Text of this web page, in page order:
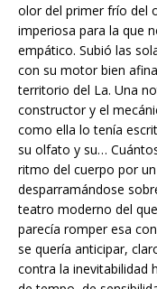
olor del primer frío del
imperiosa para la que
empático. Subió las
con su motor bien
territorio del La. Una
constructor y el
como ella lo tenía
su olfato y su…
ritmo del cuerpo por
desparramándose
teatro moderno del
parecía romper esa
se quería anticipar,
contra la inevitabilidad